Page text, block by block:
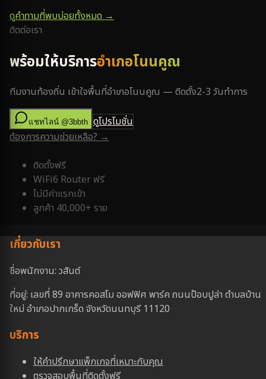
ดูคำถามที่พบบ่อยทั้งหมด →
ติดต่อเรา
พร้อมให้บริการอำเภอโนนคูณ
ทีมงานท้องถิ่น เข้าใจพื้นที่อำเภอโนนคูณ — ติดตั้ง2-3 วันทำการ
แชทไลน์ @3bbth ดูโปรโมชั่น
ต้องการความช่วยเหลือ? →
ติดตั้งฟรี
WiFi6 Router ฟรี
ไม่มีค่าแรกเข้า
ลูกค้า 40,000+ ราย
เกี่ยวกับเรา
ชื่อพนักงาน: วสันต์
ที่อยู่: เลขที่ 89 อาคารคอสโม ออฟฟิศ พาร์ค ถนนป๊อบปูล่า ตำบลบ้าน
ใหม่ อำเภอปากเกร็ด จังหวัดนนทบุรี 11120
บริการ
ให้คำปรึกษาแพ็กเกจที่เหมาะกับคุณ
ตรวจสอบพื้นที่ติดตั้งฟรี